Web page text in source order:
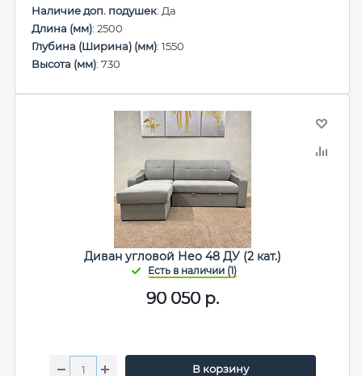
Наличие доп. подушек: Да
Длина (мм): 2500
Глубина (Ширина) (мм): 1550
Высота (мм): 730
Диван угловой Нео 48 ДУ (2 кат.)
90 050 р.
В корзину